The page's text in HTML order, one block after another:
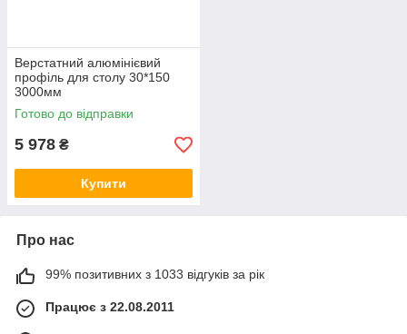
Верстатний алюмінієвий
профіль для столу 30*150
3000мм
Готово до відправки
5 978 ₴
Купити
Про нас
99% позитивних з 1033 відгуків за рік
Працює з 22.08.2011